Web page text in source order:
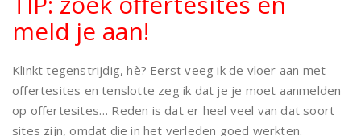
meld je aan!
Klinkt tegenstrijdig, hè? Eerst veeg ik de vloer aan met
offertesites en tenslotte zeg ik dat je je moet aanmelden
op offertesites… Reden is dat er heel veel van dat soort
sites zijn, omdat die in het verleden goed werkten.